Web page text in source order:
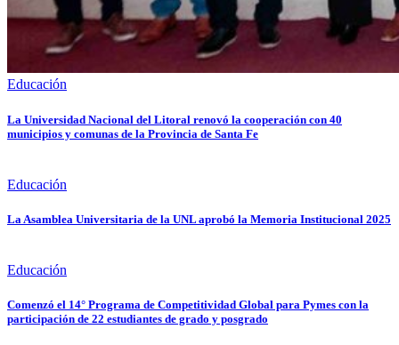
Educación
La Universidad Nacional del Litoral renovó la cooperación con 40
municipios y comunas de la Provincia de Santa Fe
Educación
La Asamblea Universitaria de la UNL aprobó la Memoria Institucional 2025
Educación
Comenzó el 14° Programa de Competitividad Global para Pymes con la
participación de 22 estudiantes de grado y posgrado